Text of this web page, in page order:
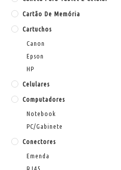
Cartão De Memória
Cartuchos
Canon
Epson
HP
Celulares
Computadores
Notebook
PC/Gabinete
Conectores
Emenda
RJ45